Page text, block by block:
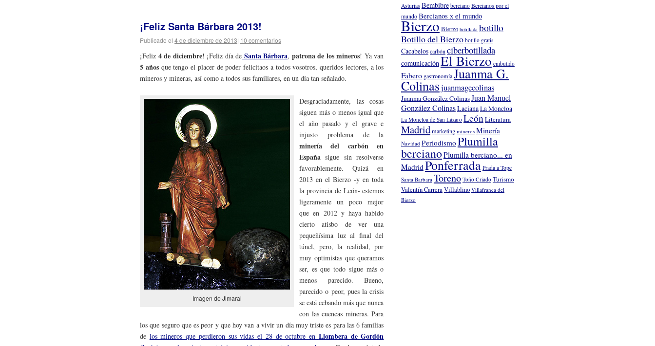
¡Feliz Santa Bárbara 2013!
Publicado el 4 de diciembre de 2013| 10 comentarios
¡Feliz 4 de diciembre! ¡Feliz día de Santa Bárbara, patrona de los mineros! Ya van
5 añosque tengo el placer de poder felicitaos a todos vosotros, queridos lectores, a los
mineros y mineras, así como a todos sus familiares, en un día tan señalado.
Imagen de Jlmaral
Desgraciadamente, las cosas
siguen más o menos igual que
el año pasado y el grave e
injusto problema de la
minería del carbón en
España sigue sin resolverse
favorablemente. Quizá en
2013 en el Bierzo -y en toda
la provincia de León- estemos
ligeramente un poco mejor
que en 2012 y haya habido
cierto atisbo de ver una
pequeñísima luz al final del
túnel, pero, la realidad, por
muy optimistas que queramos
ser, es que todo sigue más o
menos parecido. Bueno,
parecido o peor, pues la crisis
se está cebando más que nunca
con las cuencas mineras. Para
los que seguro que es peor y que hoy van a vivir un día muy triste es para las 6 familias
de los mineros que perdieron sus vidas el 28 de octubre en Llombera de Gordón
Asturias Bembibre berciano Bercianos por el
mundoBercianos x el mundo
BierzoBierzo botillada botillo
Botillo del Bierzo botillo gratis
Cacabeloscarbón ciberbotillada
comunicaciónEl Bierzo embutido
Fabero gastronomíaJuanma G.
Colinasjuanmagecolinas
Juanma González ColinasJuan Manuel
González ColinasLacianaLa Moncloa
La Moncloa de San Lázaro LeónLiteratura
Madridmarketing mineros Minería
Navidad PeriodismoPlumilla
bercianoPlumilla berciano... en
MadridPonferrada Prada a Tope
Santa Barbara Toreno Toño Criado Turismo
Valentín CarreraVillablino Villafranca del
Bierzo